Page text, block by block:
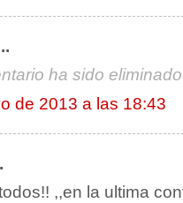
ha sido
de 2013 a las 18:43
,,en la ultima